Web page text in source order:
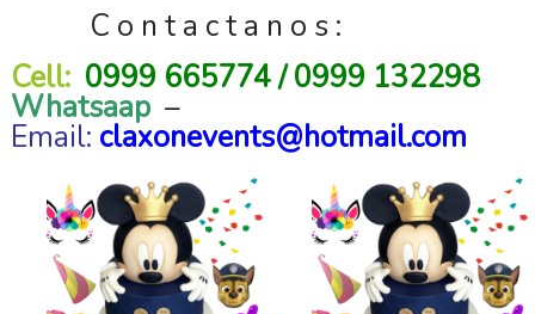
C o n t a c t a n o s :
Cell: 0999 665774 / 0999 132298
Whatsaap –
Email: claxonevents@hotmail.com